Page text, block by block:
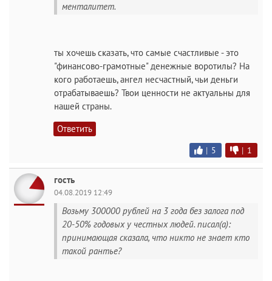
менталитет.
ты хочешь сказать, что самые счастливые - это
"финансово-грамотные" денежные воротилы? На
кого работаешь, ангел несчастный, чьи деньги
отрабатываешь? Твои ценности не актуальны для
нашей страны.
Ответить
| 5 | 1
гость
04.08.2019 12:49
Возьму 300000 рублей на 3 года без залога под
20-50% годовых у честных людей. писал(а):
принимающая сказала, что никто не знает кто
такой рантье?